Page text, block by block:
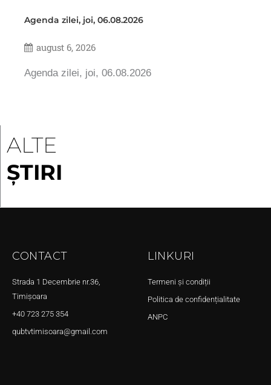
Agenda zilei, joi, 06.08.2026
august 6, 2026
Agenda zilei, joi, 06.08.2026
ALTE
ȘTIRI
CONTACT
Strada 1 Decembrie nr.36,
Timișoara
+40 723 275 354
qubtvtimisoara@gmail.com
LINKURI
Termeni și condiții
Politica de confidențialitate
ANPC